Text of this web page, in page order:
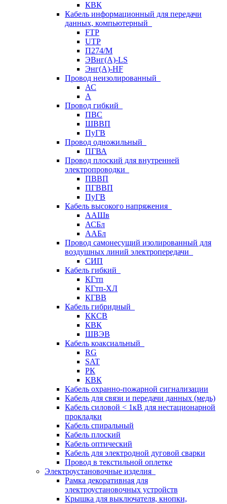
КВК
Кабель информационный для передачи
данных, компьютерный
FTP
UTP
П274/М
ЭВнг(А)-LS
Энг(А)-HF
Провод неизолированный
АС
А
Провод гибкий
ПВС
ШВВП
ПуГВ
Провод одножильный
ПГВА
Провод плоский для внутренней
электропроводки
ПВВП
ПГВВП
ПуГВ
Кабель высокого напряжения
ААШв
АСБл
ААБл
Провод самонесущий изолированный для
воздушных линий электропередачи
СИП
Кабель гибкий
КГтп
КГтп-ХЛ
КГВВ
Кабель гибридный
ККСВ
КВК
ШВЭВ
Кабель коаксиальный
RG
SAT
РК
КВК
Кабель охранно-пожарной сигнализации
Кабель для связи и передачи данных (медь)
Кабель силовой < 1кВ для нестационарной
прокладки
Кабель спиральный
Кабель плоский
Кабель оптический
Кабель для электродной дуговой сварки
Провод в текстильной оплетке
Электроустановочные изделия
Рамка декоративная для
электроустановочных устройств
Крышка для выключателя, кнопки,